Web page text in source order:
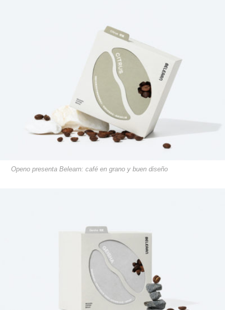
Openo presenta Belearn: café en grano y buen diseño